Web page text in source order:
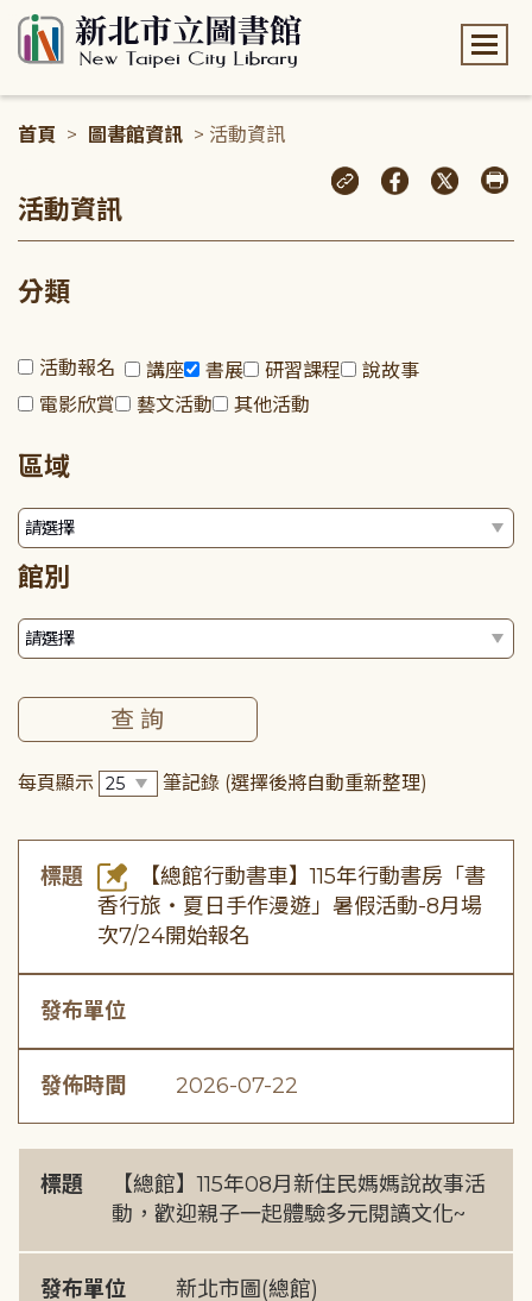
首頁 > 圖書館資訊 > 活動資訊
活動資訊
分類
活動報名 講座 書展 研習課程
說故事
電影欣賞
藝文活動 其他活動
區域
館別
每頁顯示 筆記錄 (選擇後將自動重新整理)
標題
【總館行動書車】115年行動書房「書
香行旅・夏日手作漫遊」暑假活動-8月場
次7/24開始報名
發布單位
發佈時間 2026-07-22
標題
【總館】115年08月新住民媽媽說故事活
動，歡迎親子一起體驗多元閱讀文化~
發布單位 新北市圖(總館)